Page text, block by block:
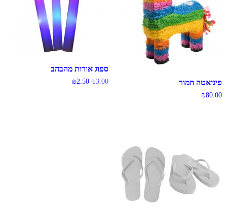
פיניאטה חמור
₪80.00
ספוג אורות מהבהב
₪3.00
₪2.50